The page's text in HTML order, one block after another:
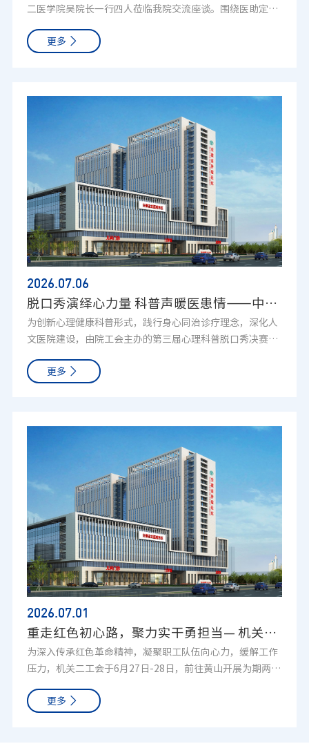
护理沟通要点与护理质量提升策略；4、急救标准化与多学
科协作模式构建；与会专家、参会临床医师、护理骨干自由
发言，结合本院实际分享质控管理、患者宣教、风险防控落
效。论坛尾声，中国科学技术大学附属第一医院超声科叶显
进行梳理复盘，强调超声护理“安全为先、规范为本、人文
为辅”的发展理念，明确超声医护协作的重要性，肯定超声
护理在超声诊疗中的基石作用，鼓励参会人员将本次所学转
化到日常诊疗工作中，持续优化介入超声、超声造影全周期
护理服务。圆满收官，携手共建华东超声护理新高地本次研
讨会搭建起华东地区超声医疗与专科护理互通互鉴的优质学
术平台，覆盖超声造影、介入手术室管理、肺穿刺、甲状腺
消融、不良反应急救、多学科协作等临床核心场景，既解读
国家级行业共识，又分享一线实战经验，兼顾理论高度与临
床实用性。作为本次会议承办参与单位，安徽省肿瘤医院超
内外顶尖专家先进护理理念与标准化操作流程。会后科室将
组织内部专题复盘，把会议所学应用于本院介入超声、超声
造影临床护理工作，完善围手术期护理流程、健全不良反应
应急处置预案、优化患者随访与健康宣教体系，以规范化、
精细化超声护理，为肿瘤微创诊疗患者提供更安全、优质的
域超声医学、护理团队将持续深化学术联动，常态化开展技
护理水平协同提升，为广大群众提供更高质量、更安全的超
声医疗健康保障。（图文：陶堃；初审：叶磊；终审：何年
讲述学员在育儿观念、情绪管理上的可喜变化，对大家主动
学习家庭教育、用心经营家庭的举动给予充分认可与全力支
持。参与学员表示，小班团辅模式让同频家长能够互相交
流平台，助力更多家庭理顺亲子关系，以科学、温暖的方式
陪伴孩子稳步成长。
二医学院吴院长一行四人莅临我院交流座谈。围绕医助定向
流。医院教育科、及部分临床科室负责人参加此次会议。 会
备考周期长，优质持证人才供给紧张，加大了人才引进难
度，医助队伍建设成为我院现阶段人才工作的重点。我院希
望依托医学院校优质生源平台，建立长期定向输送渠道。 吴
院长对我院人才建设规划表示高度认可，并详细介绍了学校
临床医学专业人才培养体系、应届毕业生实习就业政策、助
理医师持证人才储备现状。双方针对医助定向输送、岗前规
范化培训、临床带教管理、执业能力提升等核心议题展开深
度研讨，梳理了合作流程、考核标准、岗位分配等具体细
则。 在远期合作规划方面，双方达成初步共识。针对引进医
方案，切实解决青年医务工作者后顾之忧，提升岗位留存
率。同时，依托院校教学资源，搭建临床教学实践基地，实
现人才培养、临床使用、职业成长一体化发展。此次校院交
流，为我院医助招聘找到了高效路径，搭建起院校协同育人
的优质平台。下一步，我院将加快落实本次洽谈成果，细化
合作方案，稳步推进校院对接、人才输送落地、后勤保障落
更多
2026.07.06
脱口秀演绎心力量 科普声暖医患情——中国科大附一院第三届心理科普脱口秀决赛圆满落幕
为创新心理健康科普形式，践行身心同治诊疗理念，深化人
文医院建设，由院工会主办的第三届心理科普脱口秀决赛于
医护选手晋级决赛。选手结合临床真实经历，围绕患者心理
若干三等奖。 特邀评审安徽省精神卫生中心陈娟主任、合肥
市第十一中学专职心理教师、国家“励耕计划”特聘培训导
师甄茂芬老师对活动予以高度评价，表示本次赛事创新科普
载体，既为医护搭建减压平台，产出的心理疏导方法可直接
运用于临床；选手立足一线故事共情医患需求，科普内容专
业有温度，有效提升全院人文服务与心理科普水平。此次活
动是医院工会关爱职工、深耕健康科普、打造人文医院的重
要实践。活动以特色舞台让医护化身心理科普宣传员，舒缓
一线工作压力，拉近医患心理距离。下一步，院工会将持续
夯实身心同治服务模式，持续提升人文护理与科普工作质
量，助力医院高质量发展。（文/图： 李洁/ 崔媛媛 审稿：
刘筝筝/ 孙妍）
更多
2026.07.01
重走红色初心路，聚力实干勇担当— 机关二工会开展红色文化两天一晚疗休养活动
为深入传承红色革命精神，凝聚职工队伍向心力，缓解工作
压力，机关二工会于6月27日-28日，前往黄山开展为期两天
职工休养相结合，让大家在行走中感悟初心，在休憩中凝聚
更多